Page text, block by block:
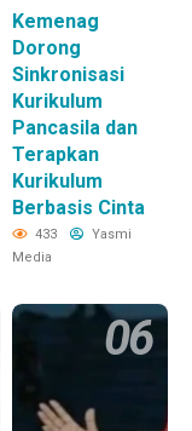
Kemenag
Dorong
Sinkronisasi
Kurikulum
Pancasila dan
Terapkan
Kurikulum
Berbasis Cinta
433
Yasmi
Media